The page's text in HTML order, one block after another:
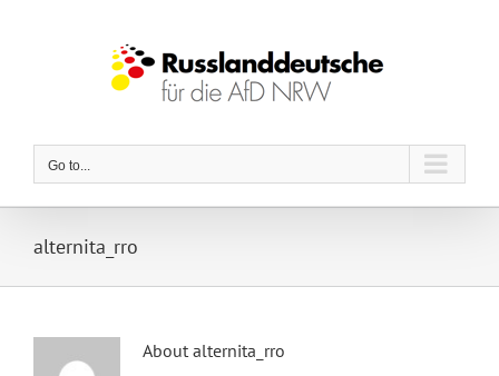
Go to...
alternita_rro
About alternita_rro